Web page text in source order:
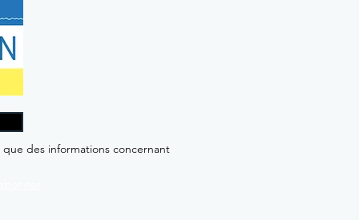
des informations concernant